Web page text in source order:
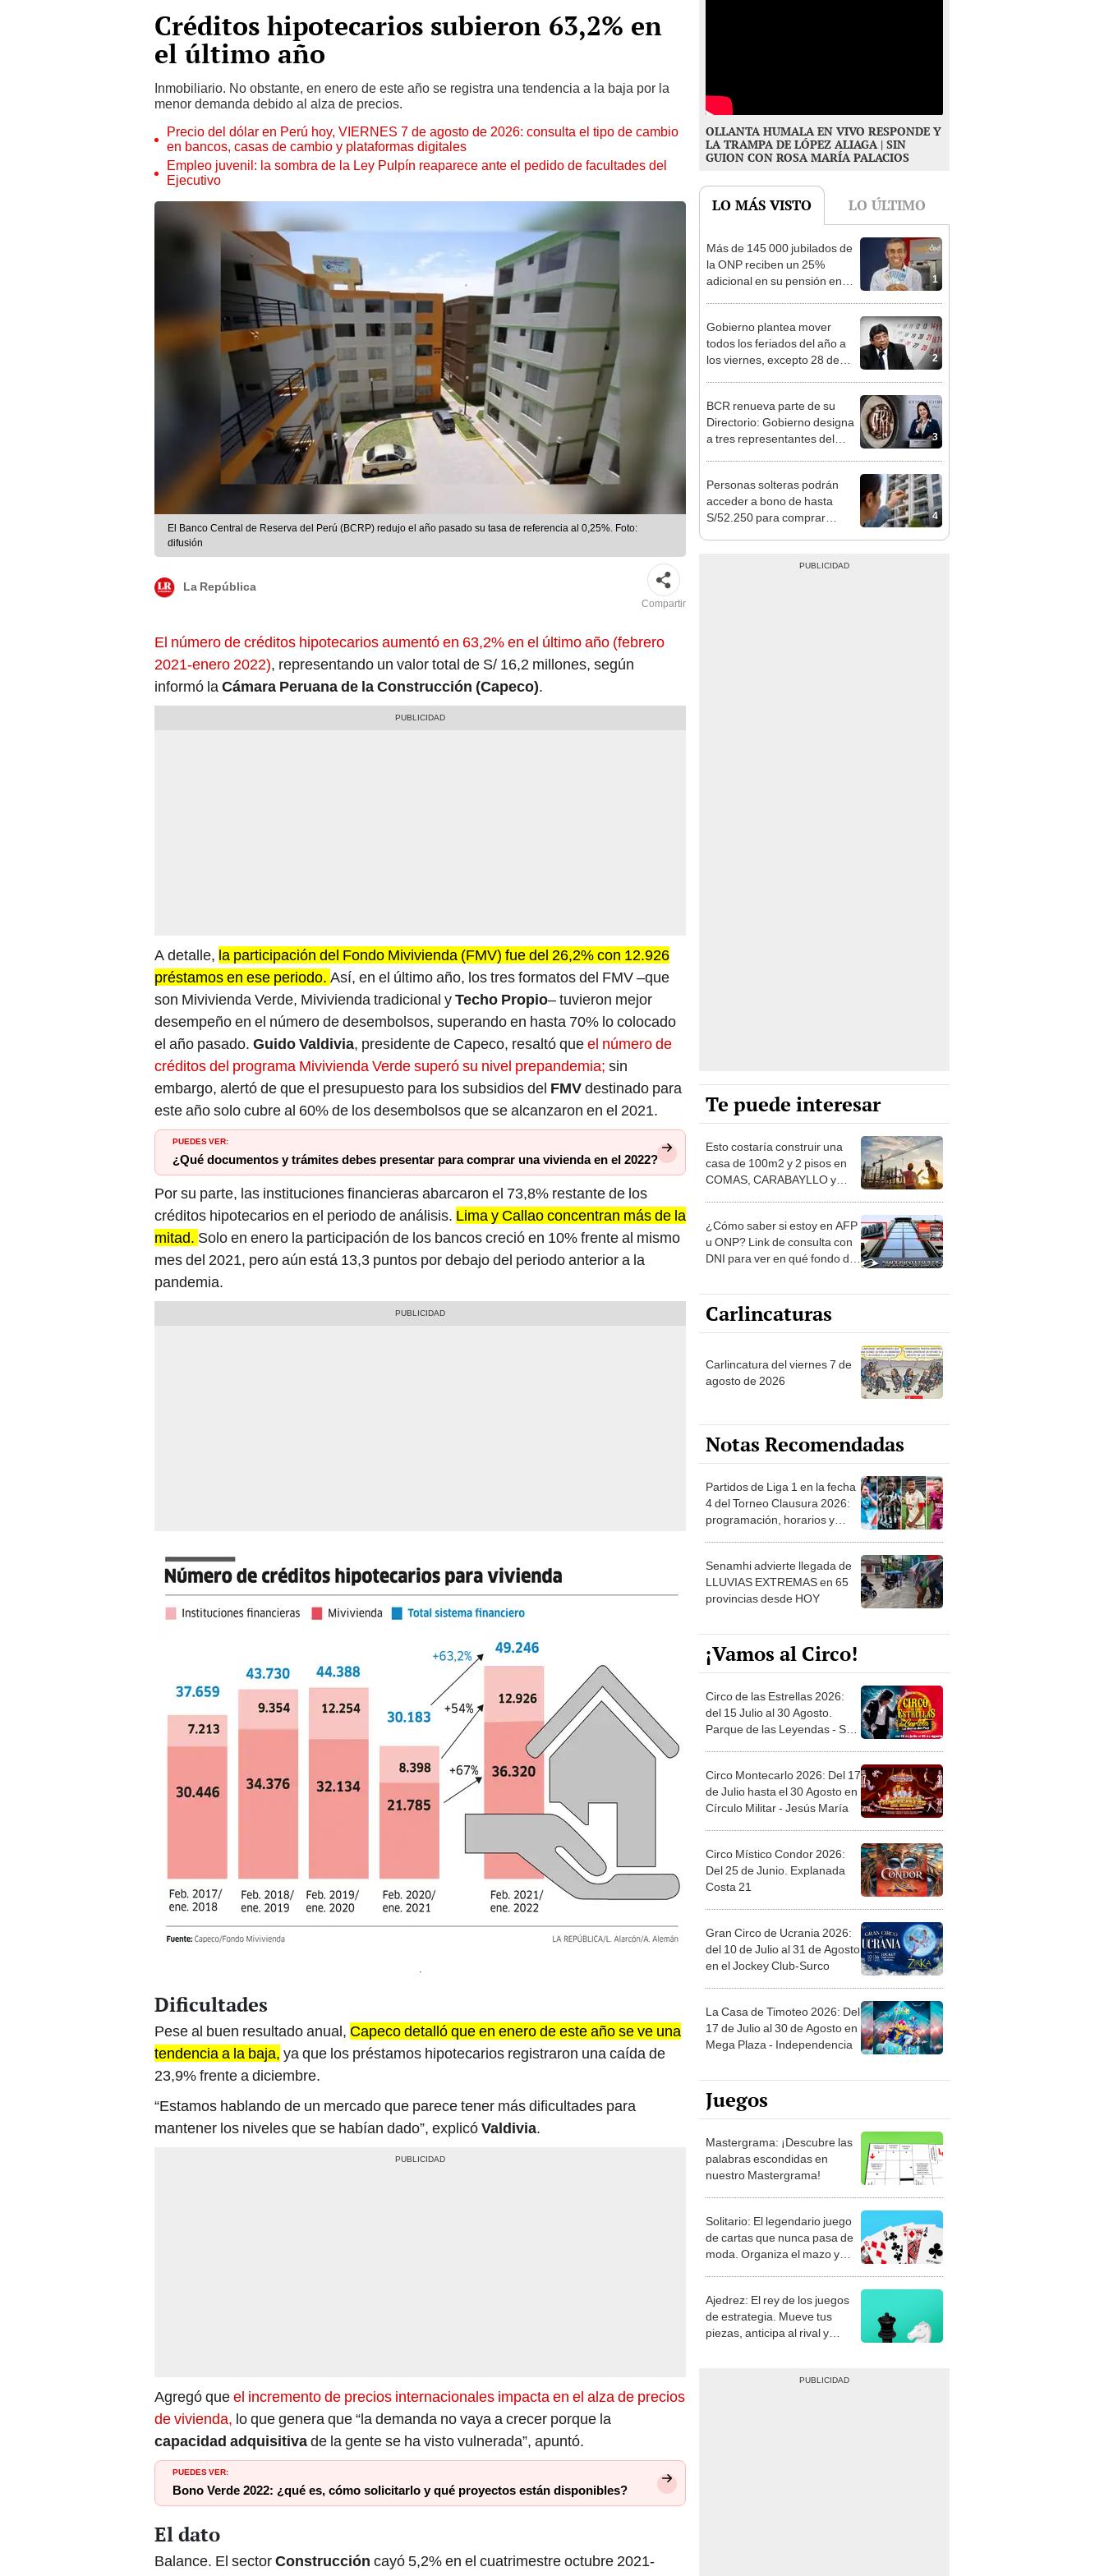
Créditos hipotecarios subieron 63,2% en
el último año
Inmobiliario. No obstante, en enero de este año se registra una tendencia a la baja por la
menor demanda debido al alza de precios.
Precio del dólar en Perú hoy, VIERNES 7 de agosto de 2026: consulta el tipo de cambio
en bancos, casas de cambio y plataformas digitales
Empleo juvenil: la sombra de la Ley Pulpín reaparece ante el pedido de facultades del
Ejecutivo
El Banco Central de Reserva del Perú (BCRP) redujo el año pasado su tasa de referencia al 0,25%. Foto:
difusión
La República
Compartir
El número de créditos hipotecarios aumentó en 63,2% en el último año (febrero
2021-enero 2022), representando un valor total de S/ 16,2 millones, según
informó laCámara Peruana de la Construcción (Capeco).
A detalle, la participación del Fondo Mivivienda (FMV) fue del 26,2% con 12.926
préstamos en ese periodo. Así, en el último año, los tres formatos del FMV –que
son Mivivienda Verde, Mivivienda tradicional yTecho Propio– tuvieron mejor
desempeño en el número de desembolsos, superando en hasta 70% lo colocado
el año pasado. Guido Valdivia, presidente de Capeco, resaltó queel número de
créditos del programa Mivivienda Verde superó su nivel prepandemia; sin
embargo, alertó de que el presupuesto para los subsidios del FMVdestinado para
este año solo cubre al 60% de los desembolsos que se alcanzaron en el 2021.
PUEDES VER:
¿Qué documentos y trámites debes presentar para comprar una vivienda en el 2022?
Por su parte, las instituciones financieras abarcaron el 73,8% restante de los
créditos hipotecarios en el periodo de análisis. Lima y Callao concentran más de la
mitad. Solo en enero la participación de los bancos creció en 10% frente al mismo
mes del 2021, pero aún está 13,3 puntos por debajo del periodo anterior a la
pandemia.
.
Dificultades
Pese al buen resultado anual, Capeco detalló que en enero de este año se ve una
tendencia a la baja, ya que los préstamos hipotecarios registraron una caída de
23,9% frente a diciembre.
“Estamos hablando de un mercado que parece tener más dificultades para
mantener los niveles que se habían dado”, explicóValdivia.
Agregó queel incremento de precios internacionales impacta en el alza de precios
de vivienda, lo que genera que “la demanda no vaya a crecer porque la
capacidad adquisitivade la gente se ha visto vulnerada”, apuntó.
PUEDES VER:
Bono Verde 2022: ¿qué es, cómo solicitarlo y qué proyectos están disponibles?
El dato
Balance. El sectorConstrucción cayó 5,2% en el cuatrimestre octubre 2021-
OLLANTA HUMALA EN VIVO RESPONDE Y
LA TRAMPA DE LÓPEZ ALIAGA | SIN
GUION CON ROSA MARÍA PALACIOS
LO MÁS VISTO LO ÚLTIMO
1
Más de 145 000 jubilados de
la ONP reciben un 25%
adicional en su pensión en
2
Gobierno plantea mover
todos los feriados del año a
los viernes, excepto 28 de
3
BCR renueva parte de su
Directorio: Gobierno designa
a tres representantes del
4
Personas solteras podrán
acceder a bono de hasta
S/52.250 para comprar
Te puede interesar
Esto costaría construir una
casa de 100m2 y 2 pisos en
COMAS, CARABAYLLO y
¿Cómo saber si estoy en AFP
u ONP? Link de consulta con
DNI para ver en qué fondo de
Carlincaturas
Carlincatura del viernes 7 de
agosto de 2026
Notas Recomendadas
Partidos de Liga 1 en la fecha
4 del Torneo Clausura 2026:
programación, horarios y
Senamhi advierte llegada de
LLUVIAS EXTREMAS en 65
provincias desde HOY
¡Vamos al Circo!
Circo de las Estrellas 2026:
del 15 Julio al 30 Agosto.
Parque de las Leyendas - San
Circo Montecarlo 2026: Del 17
de Julio hasta el 30 Agosto en
Círculo Militar - Jesús María
Circo Místico Condor 2026:
Del 25 de Junio. Explanada
Costa 21
Gran Circo de Ucrania 2026:
del 10 de Julio al 31 de Agosto
en el Jockey Club-Surco
La Casa de Timoteo 2026: Del
17 de Julio al 30 de Agosto en
Mega Plaza - Independencia
Juegos
Mastergrama: ¡Descubre las
palabras escondidas en
nuestro Mastergrama!
Solitario: El legendario juego
de cartas que nunca pasa de
moda. Organiza el mazo y
Ajedrez: El rey de los juegos
de estrategia. Mueve tus
piezas, anticipa al rival y